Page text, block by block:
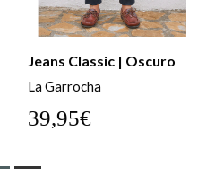
JEANS FLARE COM
FRANJINHA
17,47€